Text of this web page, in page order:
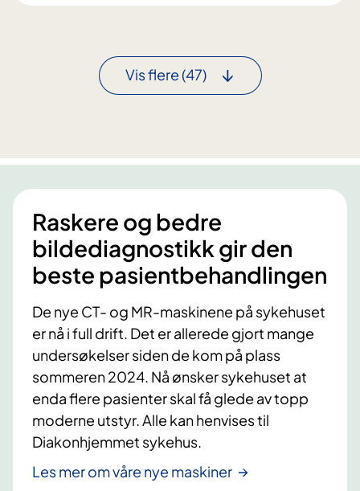
r
e
n
g
a
v
å
k
o
r
n
i
d
l
Vis flere(47)
Raskere og bedre
bildediagnostikk gir den
beste pasientbehandlingen
De nye CT- og MR-maskinene på sykehuset
er nå i full drift. Det er allerede gjort mange
undersøkelser siden de kom på plass
sommeren 2024. Nå ønsker sykehuset at
enda flere pasienter skal få glede av topp
moderne utstyr. Alle kan henvises til
Diakonhjemmet sykehus.
Les mer om våre nye maskiner